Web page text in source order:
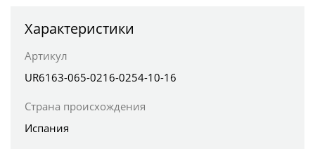
Характеристики
Артикул
UR6163-065-0216-0254-10-16
Страна происхождения
Испания